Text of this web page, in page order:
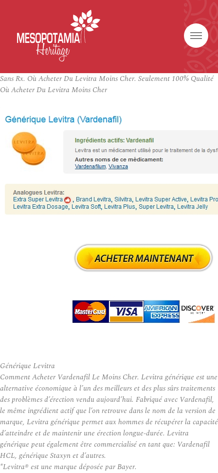
Sans Rx. Où Acheter Du Levitra Moins Cher. Seulement 100% Qualité
Où Acheter Du Levitra Moins Cher
Générique Levitra
Comment Acheter Vardenafil Le Moins Cher. Levitra générique est une
alternative économique à l’un des meilleurs et des plus sûrs traitements
des problèmes d’érection vendu aujourd’hui. Fabriqué avec Vardenafil,
le même ingrédient actif que l’on retrouve dans le nom de la version de
marque, Levitra générique permet aux hommes de récupérer la capacité
d’atteindre et de maintenir une érection longue-durée. Levitra
générique peut également être commercialisé en tant que: Vardenafil
HCL, générique Staxyn et d’autres.
*Levitra® est une marque déposée par Bayer.